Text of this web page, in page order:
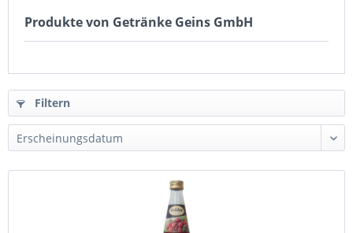
Produkte von Getränke Geins GmbH
Filtern